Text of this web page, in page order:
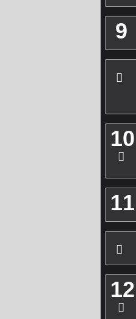
9
10
11
12